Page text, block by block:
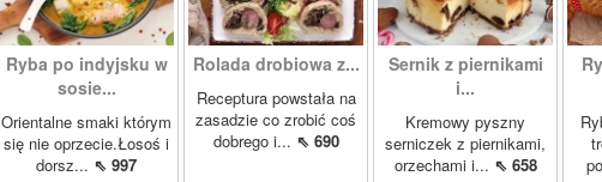
Ryba po indyjsku w
sosie...
Orientalne smaki którym
się nie oprzecie.Łosoś i
dorsz... ⇖ 997
Rolada drobiowa z...
Receptura powstała na
zasadzie co zrobić coś
dobrego i... ⇖ 690
Sernik z piernikami
i...
Kremowy pyszny
serniczek z piernikami,
orzechami i... ⇖ 658